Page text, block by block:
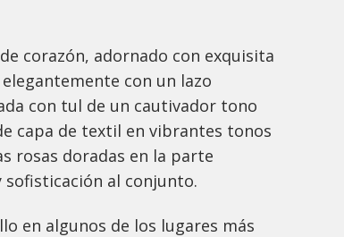
corazón, adornado con exquisita
con un lazo
con tul de un cautivador tono
capa de textil en vibrantes tonos
rosas doradas en la parte
sofisticación al conjunto.
en algunos de los lugares más